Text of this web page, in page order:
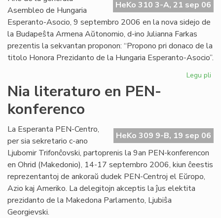
HeKo 310 3-A, 21 sep 06
Asembleo de Hungaria
Esperanto-Asocio, 9 septembro 2006 en la nova sidejo de
la Budapeŝta Armena Aŭtonomio, d-ino Julianna Farkas
prezentis la sekvantan proponon: “Propono pri donaco de la
titolo Honora Prezidanto de la Hungaria Esperanto-Asocio”.
Legu pli
Nia literaturo en PEN-
konferenco
HeKo 309 9-B, 19 sep 06
La Esperanta PEN-Centro,
per sia sekretario c-ano
Ljubomir Trifonĉovski, partoprenis la 9an PEN-konferencon
en Ohrid (Makedonio), 14-17 septembro 2006, kiun ĉeestis
reprezentantoj de ankoraŭ dudek PEN-Centroj el Eŭropo,
Azio kaj Ameriko. La delegitojn akceptis la ĵus elektita
prezidanto de la Makedona Parlamento, Ljubiŝa
Georgievski.